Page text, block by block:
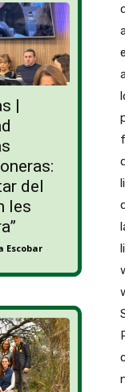
|
del
les
Escobar -